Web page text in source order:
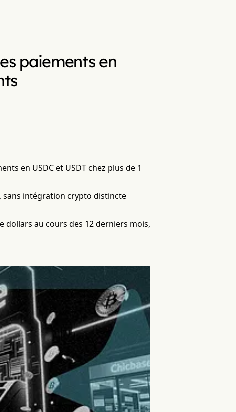
paiements en
en USDC et USDT chez plus de 1
sans intégration crypto distincte
dollars au cours des 12 derniers mois,